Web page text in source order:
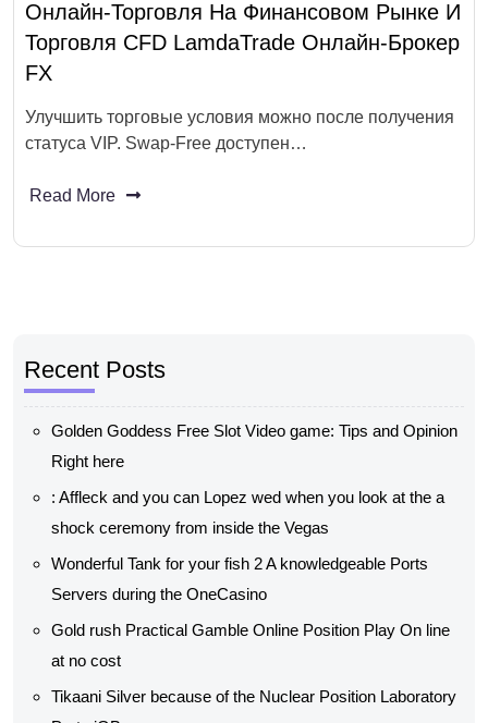
Онлайн-Торговля На Финансовом Рынке И
Торговля CFD LamdaTrade Онлайн-Брокер
FX
Улучшить торговые условия можно после получения
статуса VIP. Swap-Free доступен…
Read More
Recent Posts
Golden Goddess Free Slot Video game: Tips and Opinion
Right here
: Affleck and you can Lopez wed when you look at the a
shock ceremony from inside the Vegas
Wonderful Tank for your fish 2 A knowledgeable Ports
Servers during the OneCasino
Gold rush Practical Gamble Online Position Play On line
at no cost
Tikaani Silver because of the Nuclear Position Laboratory